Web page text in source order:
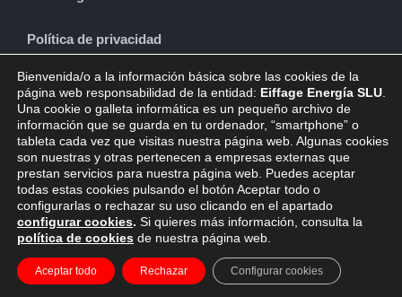
Política de privacidad
Política de cookies
CONTACTO
© Copyright 2019 - 2026 | Eiffage en España byMicoco Graphics
Bienvenida/o a la información básica sobre las cookies de la
página web responsabilidad de la entidad: Eiffage Energía SLU
Una cookie o galleta informática es un pequeño archivo de
información que se guarda en tu ordenador, “smartphone” o
tableta cada vez que visitas nuestra página web. Algunas cookies
son nuestras y otras pertenecen a empresas externas que
prestan servicios para nuestra página web. Puedes aceptar
todas estas cookies pulsando el botón Aceptar todo o
configurarlas o rechazar su uso clicando en el apartado
configurar cookies. Si quieres más información, consulta la
política de cookies de nuestra página web.
Aceptar todo Rechazar Configurar cookies